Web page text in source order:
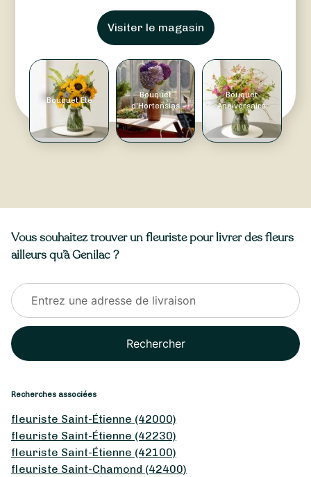
Visiter le magasin
Bouquet Été
Bouquet
d'Hortensias
Bouquet
Anniversaire
Vous souhaitez trouver un fleuriste pour livrer des fleurs
ailleurs qu’à Genilac ?
Rechercher
Recherches associées
fleuriste Saint-Étienne (42000)
fleuriste Saint-Étienne (42230)
fleuriste Saint-Étienne (42100)
fleuriste Saint-Chamond (42400)